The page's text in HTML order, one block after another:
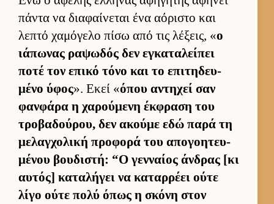
πάντα να δια­φαί­νεται ένα αόριστο και
λεπτό χαμόγελο πίσω από τις λέξεις, «ο
ιάπωνας ραψωδός δεν εγκαταλεί­πει
ποτέ τον επικό τόνο και το επιτηδευ­
μένο ύφος». Εκεί «όπου αντηχεί σαν
φαν­φάρα η χαρού­μενη έκ­φραση του
τροβαδού­ρου, δεν ακούμε εδώ παρά τη
μελαγ­χολική προφορά του απογοη­τευ­
μένου βου­διστή: “Ο γεν­ναίος άν­δρας [κι
αυ­τός] καταλήγει να καταρ­ρέει ούτε
λίγο ούτε πολύ όπως η σκόνη στον